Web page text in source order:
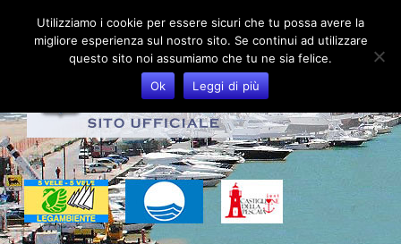
Utilizziamo i cookie per essere sicuri che tu possa avere la
migliore esperienza sul nostro sito. Se continui ad utilizzare
questo sito noi assumiamo che tu ne sia felice.
Ok
Leggi di più